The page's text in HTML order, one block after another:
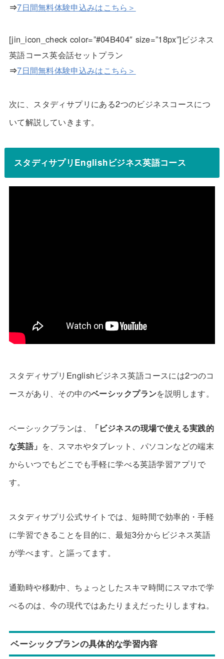
⇒7日間無料体験申込みはこちら＞
[jin_icon_check color=”#04B404″ size=”18px”]ビジネス
英語コース英会話セットプラン
⇒7日間無料体験申込みはこちら＞
次に、スタディサプリにある2つのビジネスコースにつ
いて解説していきます。
スタディサプリEnglishビジネス英語コース
スタディサプリEnglishビジネス英語コースには2つのコ
ースがあり、その中のベーシックプランを説明します。
ベーシックプランは、
「ビジネスの現場で使える実践的
な英語」 を、スマホやタブレット、パソコンなどの端末
からいつでもどこでも手軽に学べる英語学習アプリで
す。
スタディサプリ公式サイトでは、短時間で効率的・手軽
に学習できることを目的に、最短3分からビジネス英語
が学べます。と謳ってます。
通勤時や移動中、ちょっとしたスキマ時間にスマホで学
べるのは、今の現代ではあたりまえだったりしますね。
ベーシックプランの具体的な学習内容